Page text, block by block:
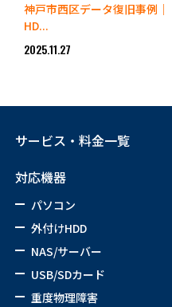
神戸市西区データ復旧事例｜
HD...
2025.11.27
サービス・料金一覧
対応機器
パソコン
外付けHDD
NAS/サーバー
USB/SDカード
重度物理障害